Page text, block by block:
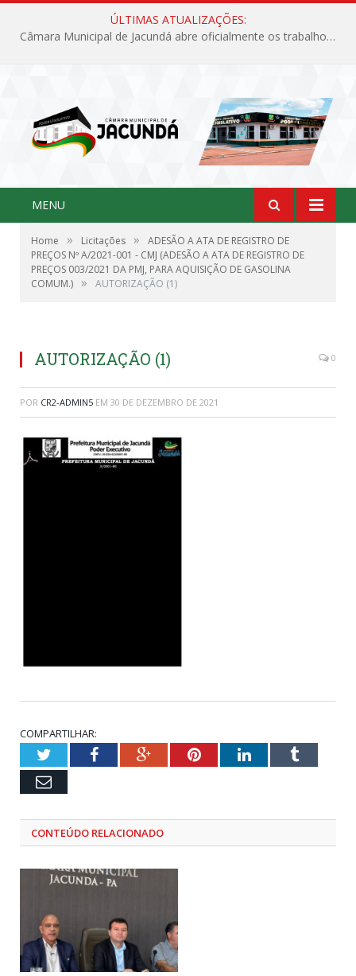
ÚLTIMAS ATUALIZAÇÕES:
Câmara Municipal de Jacundá abre oficialmente os trabalhos legislativos de 2026
MENU
Home » Licitações »
ADESÃO A ATA DE REGISTRO DE
PREÇOS Nº A/2021-001 - CMJ (ADESÃO A ATA DE REGISTRO DE
PREÇOS 003/2021 DA PMJ, PARA AQUISIÇÃO DE GASOLINA
COMUM.) » AUTORIZAÇÃO (1)
AUTORIZAÇÃO (1) 0
POR CR2-ADMIN5 EM 30 DE DEZEMBRO DE 2021
COMPARTILHAR:
TwitterFacebookGoogle+PinterestLinkedInTumblr
Email
CONTEÚDO RELACIONADO